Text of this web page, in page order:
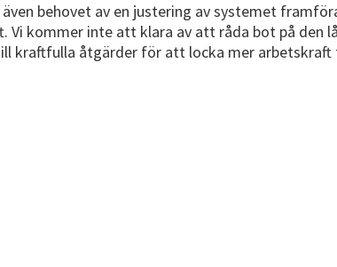
behovet av en justering av systemet
kommer inte att klara av att råda bot på den
kraftfulla åtgärder för att locka mer